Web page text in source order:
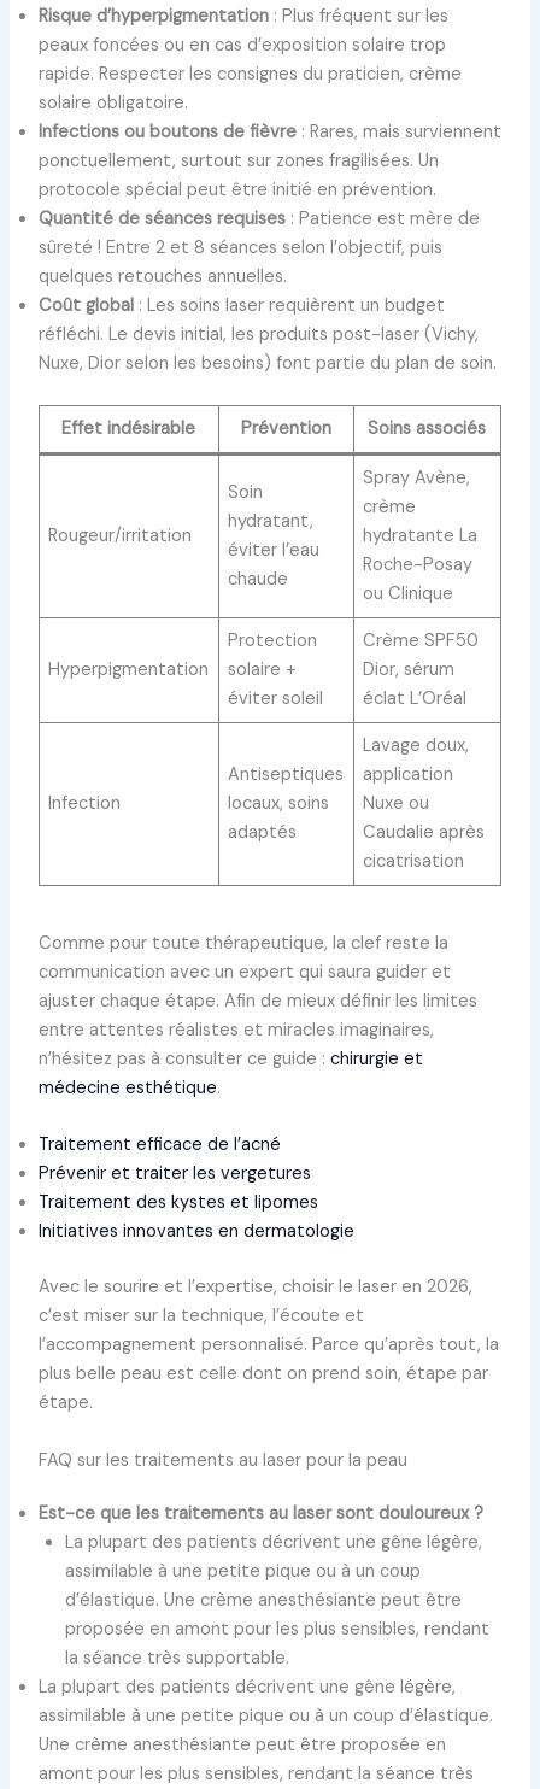
Risque d’hyperpigmentation: Plus fréquent sur les
peaux foncées ou en cas d’exposition solaire trop
rapide. Respecter les consignes du praticien, crème
solaire obligatoire.
Infections ou boutons de fièvre: Rares, mais surviennent
ponctuellement, surtout sur zones fragilisées. Un
protocole spécial peut être initié en prévention.
Quantité de séances requises: Patience est mère de
sûreté ! Entre 2 et 8 séances selon l’objectif, puis
quelques retouches annuelles.
Coût global: Les soins laser requièrent un budget
réfléchi. Le devis initial, les produits post-laser (Vichy,
Nuxe, Dior selon les besoins) font partie du plan de soin.
Effet indésirable Prévention Soins associés
Rougeur/irritation
Soin
hydratant,
éviter l’eau
chaude
Spray Avène,
crème
hydratante La
Roche-Posay
ou Clinique
Hyperpigmentation
Protection
solaire +
éviter soleil
Crème SPF50
Dior, sérum
éclat L’Oréal
Infection
Antiseptiques
locaux, soins
adaptés
Lavage doux,
application
Nuxe ou
Caudalie après
cicatrisation
Comme pour toute thérapeutique, la clef reste la
communication avec un expert qui saura guider et
ajuster chaque étape. Afin de mieux définir les limites
entre attentes réalistes et miracles imaginaires,
n’hésitez pas à consulter ce guide : chirurgie et
médecine esthétique.
Traitement efficace de l’acné
Prévenir et traiter les vergetures
Traitement des kystes et lipomes
Initiatives innovantes en dermatologie
Avec le sourire et l’expertise, choisir le laser en 2026,
c’est miser sur la technique, l’écoute et
l’accompagnement personnalisé. Parce qu’après tout, la
plus belle peau est celle dont on prend soin, étape par
étape.
FAQ sur les traitements au laser pour la peau
Est-ce que les traitements au laser sont douloureux ?
La plupart des patients décrivent une gêne légère,
assimilable à une petite pique ou à un coup
d’élastique. Une crème anesthésiante peut être
proposée en amont pour les plus sensibles, rendant
la séance très supportable.
La plupart des patients décrivent une gêne légère,
assimilable à une petite pique ou à un coup d’élastique.
Une crème anesthésiante peut être proposée en
amont pour les plus sensibles, rendant la séance très